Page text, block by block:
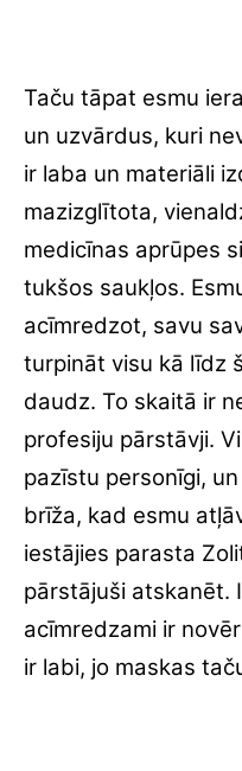
Taču tāpat esmu
un uzvārdus, kuri
ir laba un materiāli
mazizglītota,
medicīnas aprūpes
tukšos saukļos.
acīmredzot, savu
turpināt visu kā līdz
daudz. To skaitā ir
profesiju pārstāvji.
pazīstu personīgi,
brīža, kad esmu
iestājies parasta
pārstājuši atskanēt.
acīmredzami ir
ir labi, jo maskas